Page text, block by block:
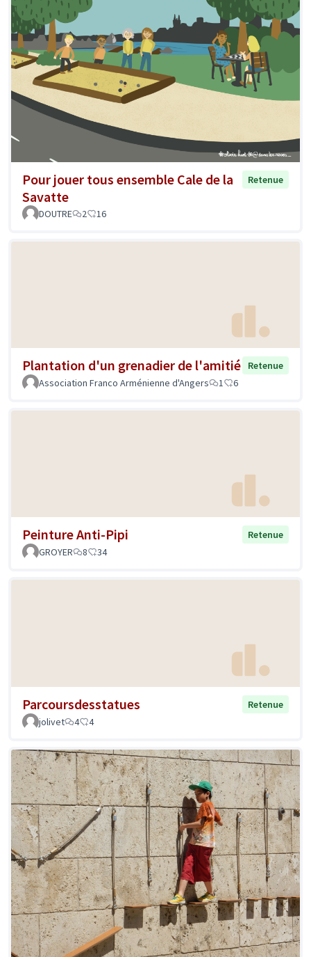
Pour jouer tous ensemble Cale de la
Savatte
Retenue
DOUTRE 2 16
Plantation d'un grenadier de l'amitié
Retenue
Association Franco Arménienne d'Angers
1 6
Peinture Anti-Pipi
Retenue
GROYER
8 34
Parcoursdesstatues
Retenue
jolivet
4 4